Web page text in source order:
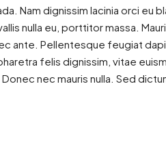
Nam dignissim lacinia orci eu
nulla eu, porttitor massa.
ante. Pellentesque feugiat
felis dignissim, vitae
nec mauris nulla. Sed